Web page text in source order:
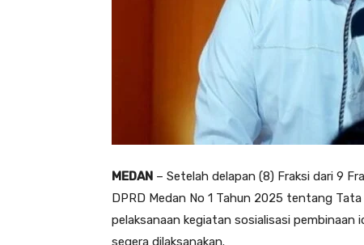
MEDAN – Setelah delapan (8) Fraksi dari 9
DPRD Medan No 1 Tahun 2025 tentang
pelaksanaan kegiatan sosialisasi pembinaan
segera dilaksanakan.